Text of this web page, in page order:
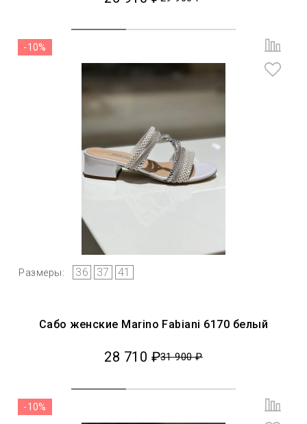
Размеры: 36 37 41
-10%
Сабо женские Marino Fabiani 6170 белый
28 710 ₽31 900 ₽
-10%